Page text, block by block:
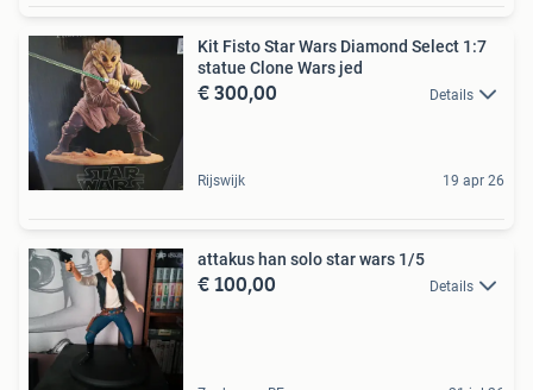
Kit Fisto Star Wars Diamond Select 1:7
statue Clone Wars jed
€ 300,00 Details
Rijswijk 19 apr 26
attakus han solo star wars 1/5
€ 100,00 Details